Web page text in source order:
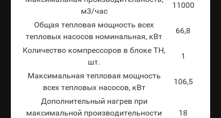
м3/час
11000
Общая тепловая мощность всех
тепловых насосов номинальная, кВт
66,8
Количество компрессоров в блоке ТН,
шт.
1
Максимальная тепловая мощность
всех тепловых насосов, кВт
106,5
Дополнительный нагрев при
максимальной производительности
18